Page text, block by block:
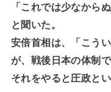
「これでは少なから
と聞いた。
安倍首相は、「こう
が、戦後日本の体制で
それをやると圧政と